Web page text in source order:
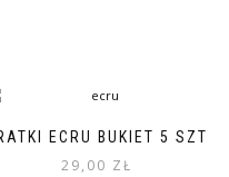
ECRU BUKIET 5 SZT
29,00 ZŁ